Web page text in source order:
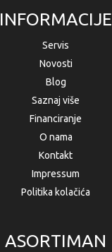
INFORMACIJE
Servis
Novosti
Blog
Saznaj više
Financiranje
O nama
Kontakt
Impressum
Politika kolačića
ASORTIMAN